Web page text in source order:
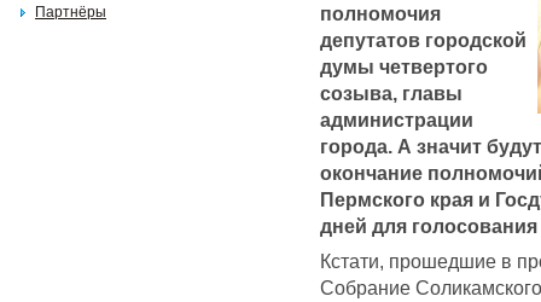
полномочия
депутатов городской
думы четвертого
созыва, главы
администрации
города. А значит
окончание
Пермского края и
дней для
Кстати, прошедшие в
Собрание
Партнёры